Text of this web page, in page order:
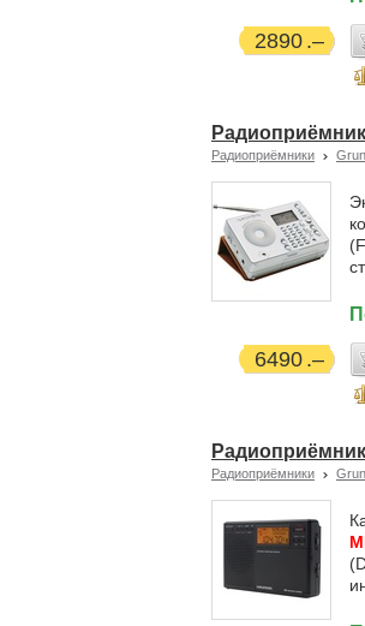
2890
Радиоприёмники
6490
Радиоприёмники